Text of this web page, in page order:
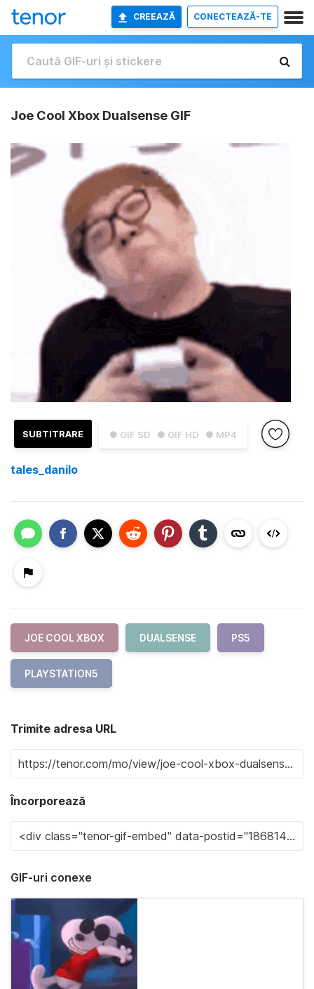
CREEAZĂ CONECTEAZĂ-TE
Joe Cool Xbox Dualsense GIF
● GIF SD ● GIF HD ● MP4
SUBTITRARE
tales_danilo
JOE COOL XBOX DUALSENSE PS5
PLAYSTATION5
Trimite adresa URL
Încorporează
GIF-uri conexe